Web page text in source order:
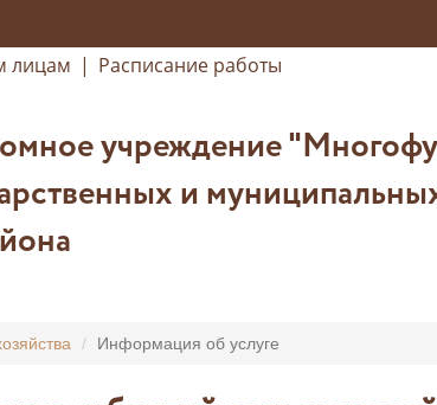
лицам | Расписание работы
учреждение
и
Информация об услуге